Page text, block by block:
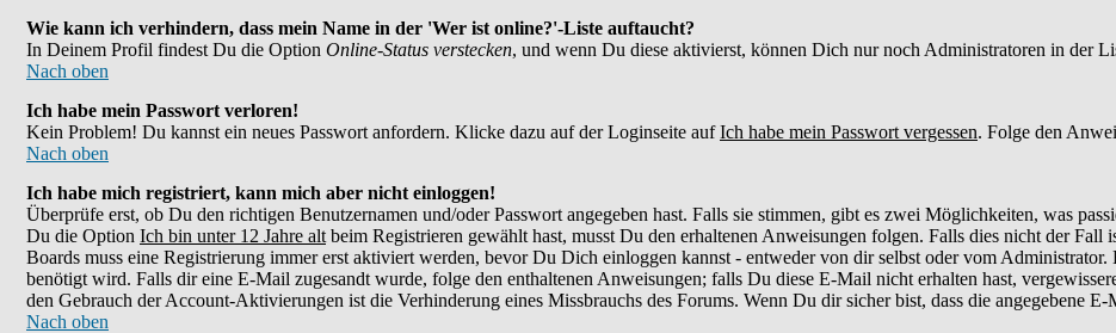
Wie kann ich verhindern, dass mein Name in der 'Wer ist online?'-Liste auftaucht?
In Deinem Profil findest Du die Option Online-Status verstecken, und wenn Du diese aktivierst, können Dich nur noch Administratoren in der
Nach oben
Ich habe mein Passwort verloren!
Kein Problem! Du kannst ein neues Passwort anfordern. Klicke dazu auf der Loginseite aufIch habe mein Passwort vergessen. Folge den
Nach oben
Ich habe mich registriert, kann mich aber nicht einloggen!
Überprüfe erst, ob Du den richtigen Benutzernamen und/oder Passwort angegeben hast. Falls sie stimmen, gibt es zwei Möglichkeiten, was
Du die Option Ich bin unter 12 Jahre alt beim Registrieren gewählt hast, musst Du den erhaltenen Anweisungen folgen. Falls dies nicht der
Boards muss eine Registrierung immer erst aktiviert werden, bevor Du Dich einloggen kannst - entweder von dir selbst oder vom
benötigt wird. Falls dir eine E-Mail zugesandt wurde, folge den enthaltenen Anweisungen; falls Du diese E-Mail nicht erhalten hast,
den Gebrauch der Account-Aktivierungen ist die Verhinderung eines Missbrauchs des Forums. Wenn Du dir sicher bist, dass die angegebene
Nach oben